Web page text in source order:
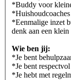
*Buddy voor
*Eenmalige inzet
denk aan een
Wie ben jij:
*Je bent
*Je bent
*Je hebt met